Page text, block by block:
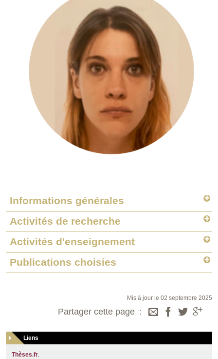
Informations générales
Activités de recherche
Activités d'enseignement
Publications choisies
Mis à jour le 02 septembre 2025
Partager cette page
Liens
Thèses.fr.